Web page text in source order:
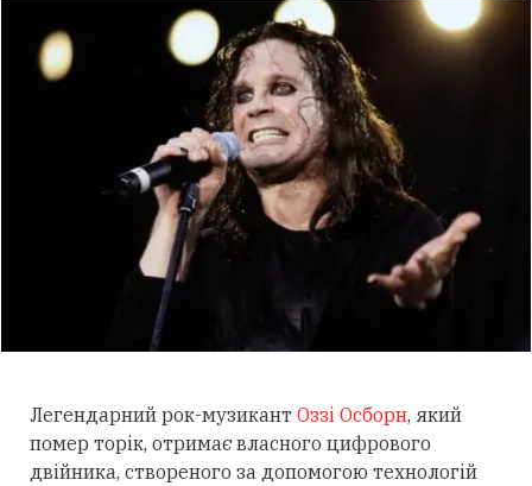
Легендарний рок-музикант Оззі Осборн, який
помер торік, отримає власного цифрового
двійника, створеного за допомогою технологій